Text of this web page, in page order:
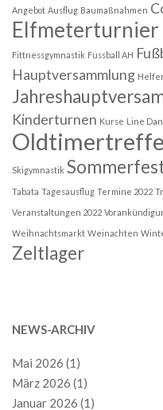
Angebot Ausflug Baumaßnahmen
Elfmeterturnier
Fittnessgymnastik Fussball AH
Hauptversammlung
Kinderturnen Kurse Line
Skigymnastik
Tabata Tagesausflug Termine 2022
Veranstaltungen 2022
Weihnachtsmarkt Weinachten
Zeltlager
NEWS-ARCHIV
Mai 2026 (1)
März 2026 (1)
Januar 2026 (1)